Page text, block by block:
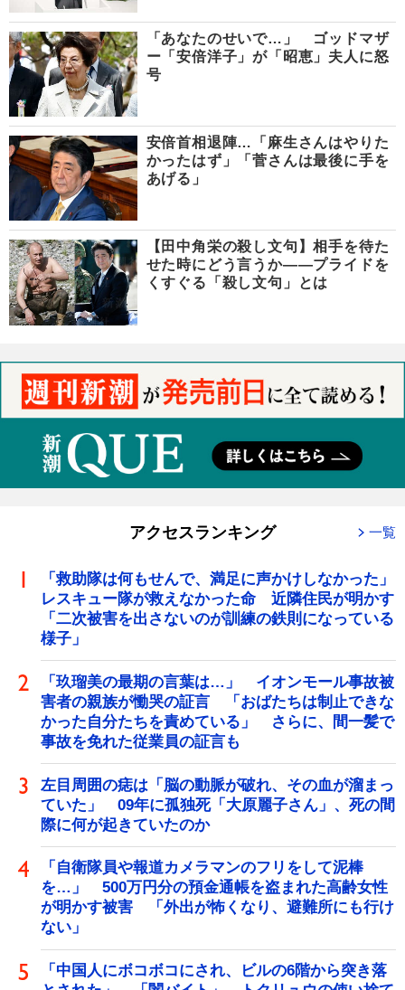
「あなたのせいで…」 ゴッドマザ
ー「安倍洋子」が「昭恵」夫人に怒
号
安倍首相退陣…「麻生さんはやりた
かったはず」「菅さんは最後に手を
あげる」
【田中角栄の殺し文句】相手を待た
せた時にどう言うか――プライドを
くすぐる「殺し文句」とは
アクセスランキング 一覧
「救助隊は何もせんで、満足に声かけしなかった」
レスキュー隊が救えなかった命 近隣住民が明かす
「二次被害を出さないのが訓練の鉄則になっている
様子」
「玖瑠美の最期の言葉は…」 イオンモール事故被
害者の親族が慟哭の証言 「おばたちは制止できな
かった自分たちを責めている」 さらに、間一髪で
事故を免れた従業員の証言も
左目周囲の痣は「脳の動脈が破れ、その血が溜まっ
ていた」 09年に孤独死「大原麗子さん」、死の間
際に何が起きていたのか
「自衛隊員や報道カメラマンのフリをして泥棒
を…」 500万円分の預金通帳を盗まれた高齢女性
が明かす被害 「外出が怖くなり、避難所にも行け
ない」
「中国人にボコボコにされ、ビルの6階から突き落